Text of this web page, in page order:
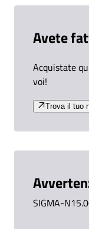
Avete
Acquistate
voi!
Trova il tuo
SIGMA-